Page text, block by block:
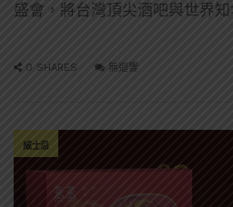
盛會，將台灣頂尖酒吧與世界
0 SHARES 無迴響
威士忌